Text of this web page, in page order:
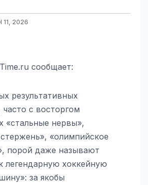
2026
сообщает:
результативных
с восторгом
«стальные нервы»,
«олимпийское
порой даже называют
легендарную хоккейную
за якобы